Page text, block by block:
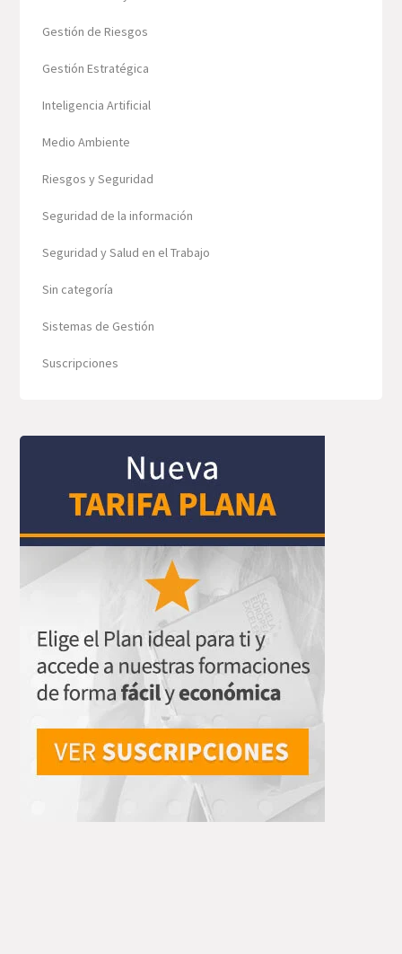
Gestión de Riesgos
Gestión Estratégica
Inteligencia Artificial
Medio Ambiente
Riesgos y Seguridad
Seguridad de la información
Seguridad y Salud en el Trabajo
Sin categoría
Sistemas de Gestión
Suscripciones